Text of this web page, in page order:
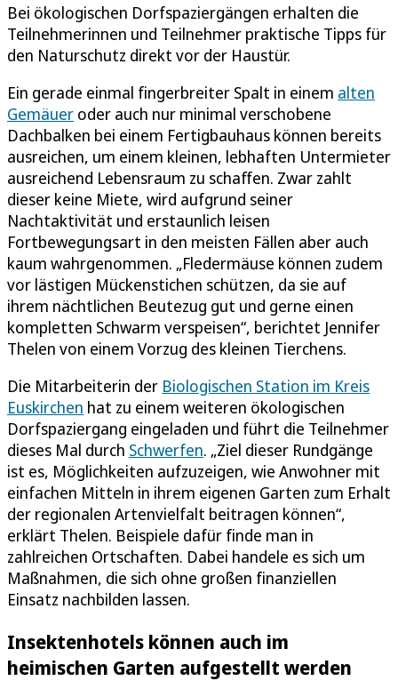
Bei ökologischen Dorfspaziergängen erhalten die
Teilnehmerinnen und Teilnehmer praktische Tipps für
den Naturschutz direkt vor der Haustür.
Ein gerade einmal fingerbreiter Spalt in einem alten
Gemäuer oder auch nur minimal verschobene
Dachbalken bei einem Fertigbauhaus können bereits
ausreichen, um einem kleinen, lebhaften Untermieter
ausreichend Lebensraum zu schaffen. Zwar zahlt
dieser keine Miete, wird aufgrund seiner
Nachtaktivität und erstaunlich leisen
Fortbewegungsart in den meisten Fällen aber auch
kaum wahrgenommen. „Fledermäuse können zudem
vor lästigen Mückenstichen schützen, da sie auf
ihrem nächtlichen Beutezug gut und gerne einen
kompletten Schwarm verspeisen“, berichtet Jennifer
Thelen von einem Vorzug des kleinen Tierchens.
Die Mitarbeiterin der Biologischen Station im Kreis
Euskirchen hat zu einem weiteren ökologischen
Dorfspaziergang eingeladen und führt die Teilnehmer
dieses Mal durch Schwerfen. „Ziel dieser Rundgänge
ist es, Möglichkeiten aufzuzeigen, wie Anwohner mit
einfachen Mitteln in ihrem eigenen Garten zum Erhalt
der regionalen Artenvielfalt beitragen können“,
erklärt Thelen. Beispiele dafür finde man in
zahlreichen Ortschaften. Dabei handele es sich um
Maßnahmen, die sich ohne großen finanziellen
Einsatz nachbilden lassen.
Insektenhotels können auch im
heimischen Garten aufgestellt werden